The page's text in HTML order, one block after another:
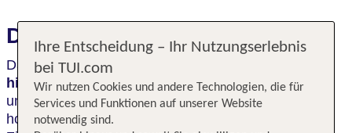
Das erwartet Sie
Dascharmante Designhotel
historischen Gebäude aus dem Jahr 1877
untergebracht und überzeugt durch seinen
hochwertigen Service und die schön eingerichteten
Ihre Entscheidung – Ihr Nutzungserlebnis
bei TUI.com
Wir nutzen Cookies und andere Technologien, die für
Services und Funktionen auf unserer Website
notwendig sind.